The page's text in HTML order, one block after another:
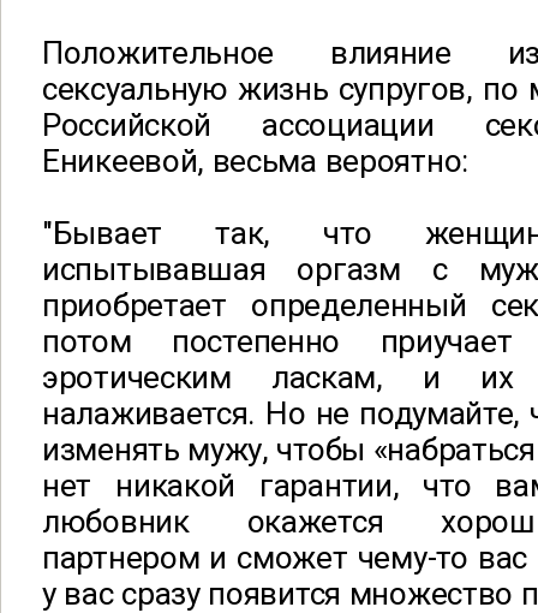
Положительное
сексуальную жизнь супругов,
Российской ассоциации
Еникеевой, весьма вероятно:
"Бывает так, что
испытывавшая оргазм с
приобретает определенный
потом постепенно
эротическим ласкам, и их
налаживается. Но не
изменять мужу, чтобы
нет никакой гарантии, что
любовник окажется
партнером и сможет чему-то вас
у вас сразу появится множество